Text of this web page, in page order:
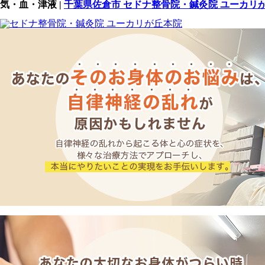
気・血・津液 | 千葉県佐倉市 セドナ整骨院・鍼灸院 ユーカリ